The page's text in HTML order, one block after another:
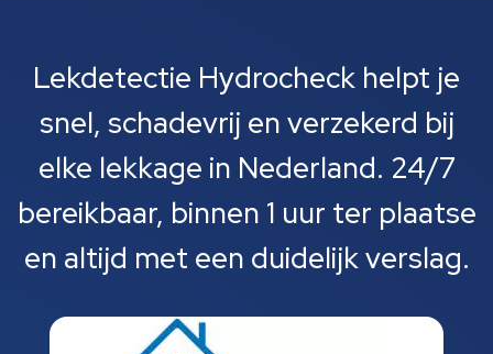
Lekdetectie Hydrocheck helpt je
snel, schadevrij en verzekerd bij
elke lekkage in Nederland. 24/7
bereikbaar, binnen 1 uur ter plaatse
en altijd met een duidelijk verslag.